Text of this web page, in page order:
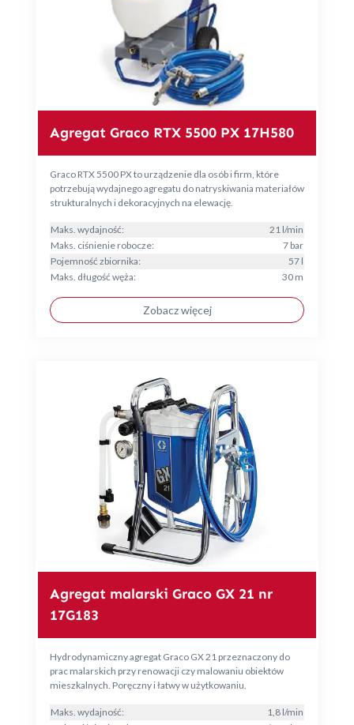
Agregat Graco RTX 5500 PX 17H580
Graco RTX 5500 PX to urządzenie dla osób i firm, które
potrzebują wydajnego agregatu do natryskiwania materiałów
strukturalnych i dekoracyjnych na elewację.
Maks. wydajność:
21 l/min
Maks. ciśnienie robocze:
7 bar
Pojemność zbiornika:
57 l
Maks. długość węża:
30 m
Zobacz więcej
Agregat malarski Graco GX 21 nr
17G183
Hydrodynamiczny agregat Graco GX 21 przeznaczony do
prac malarskich przy renowacji czy malowaniu obiektów
mieszkalnych. Poręczny i łatwy w użytkowaniu.
Maks. wydajność:
1,8 l/min